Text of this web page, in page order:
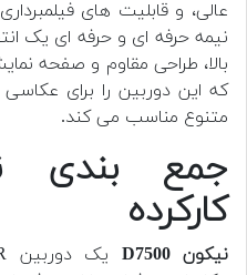
نیمه حرفه ای و حرفه ای یک
بالا، طراحی مقاوم و صفحه
که این دوربین را برای
متنوع مناسب می کند.
کارکرده
نیکون D7500